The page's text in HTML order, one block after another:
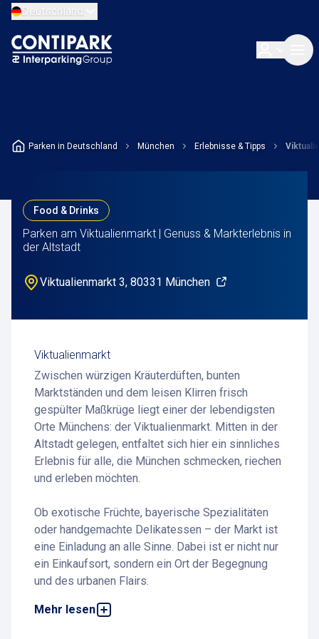
Deutschland
Parken in Deutschland München Erlebnisse & Tipps
Food & Drinks
Parken am Viktualienmarkt | Genuss & Markterlebnis in
der Altstadt
Viktualienmarkt 3, 80331 München
Viktualienmarkt
Zwischen würzigen Kräuterdüften, bunten
Marktständen und dem leisen Klirren frisch
gespülter Maßkrüge liegt einer der lebendigsten
Orte Münchens: der Viktualienmarkt. Mitten in der
Altstadt gelegen, entfaltet sich hier ein sinnliches
Erlebnis für alle, die München schmecken, riechen
und erleben möchten.
Ob exotische Früchte, bayerische Spezialitäten
oder handgemachte Delikatessen – der Markt ist
eine Einladung an alle Sinne. Dabei ist er nicht nur
ein Einkaufsort, sondern ein Ort der Begegnung
und des urbanen Flairs.
Mehr lesen
Parken am Viktualienmarkt